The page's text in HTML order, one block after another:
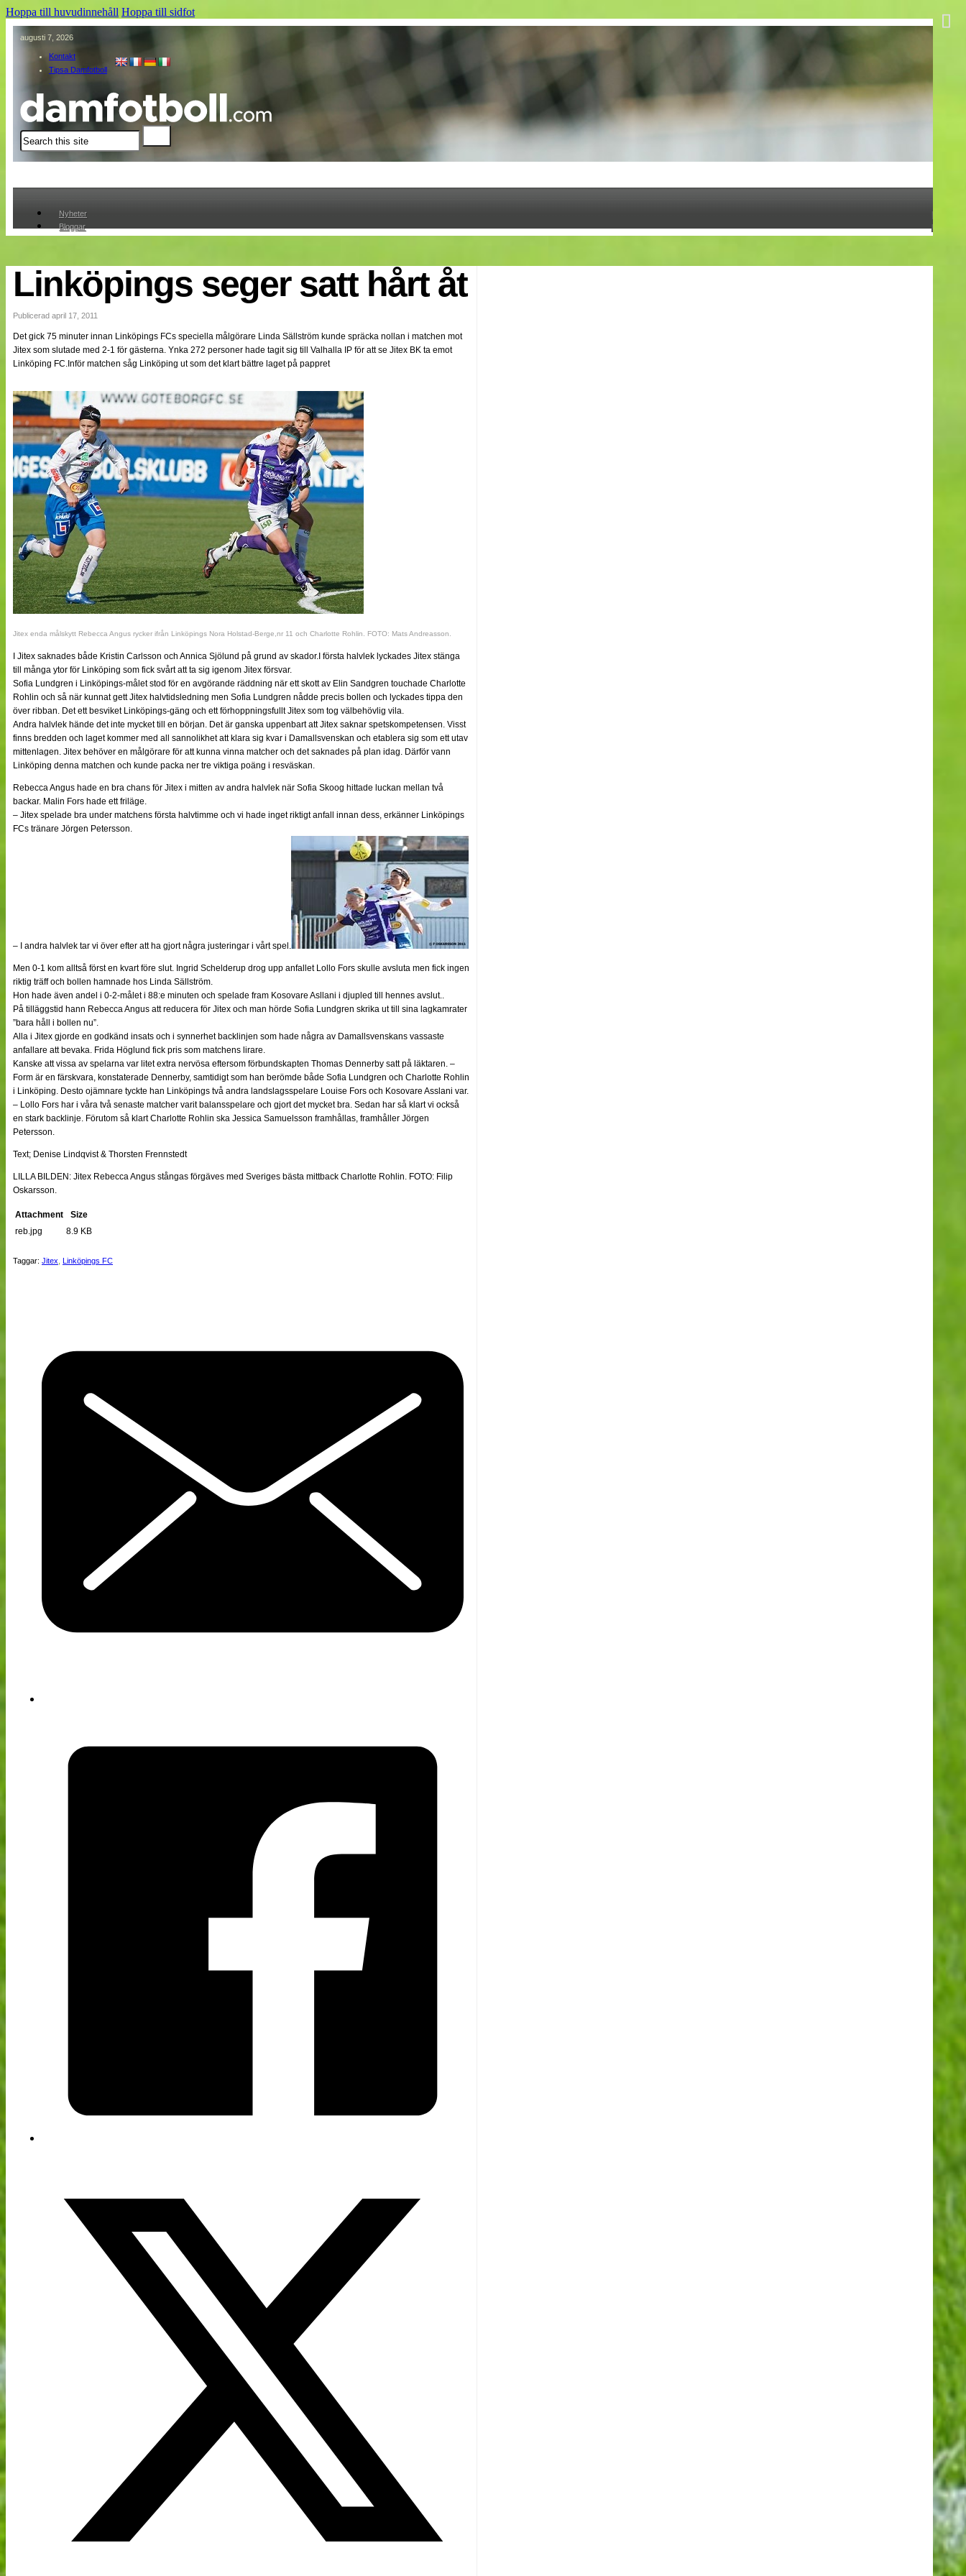
Hoppa till huvudinnehåll Hoppa till sidfot
augusti 7, 2026
Kontakt
Tipsa Damfotboll
Sök
Nyheter
Bloggar
Cuper
Medlemmar
Medlemsbilder
Till klubbkassan
Om oss
Nyheter
Bloggar
Lagen
Webb-TV
Cuper
Medlemmar
Medlemsbilder
Till klubbkassan
Om oss
NÄTverket
Split vision
Linköpings seger satt hårt åt
Publicerad april 17, 2011
Det gick 75 minuter innan Linköpings FCs speciella målgörare Linda Sällström kunde spräcka nollan i matchen mot
Jitex som slutade med 2-1 för gästerna. Ynka 272 personer hade tagit sig till Valhalla IP för att se Jitex BK ta emot
Linköping FC.Inför matchen såg Linköping ut som det klart bättre laget på pappret
Jitex enda målskytt Rebecca Angus rycker ifrån Linköpings Nora Holstad-Berge,nr 11 och Charlotte Rohlin. FOTO: Mats Andreasson.
I Jitex saknades både Kristin Carlsson och Annica Sjölund på grund av skador.I första halvlek lyckades Jitex stänga
till många ytor för Linköping som fick svårt att ta sig igenom Jitex försvar.
Sofia Lundgren i Linköpings-målet stod för en avgörande räddning när ett skott av Elin Sandgren touchade Charlotte
Rohlin och så när kunnat gett Jitex halvtidsledning men Sofia Lundgren nådde precis bollen och lyckades tippa den
över ribban. Det ett besviket Linköpings-gäng och ett förhoppningsfullt Jitex som tog välbehövlig vila.
Andra halvlek hände det inte mycket till en början. Det är ganska uppenbart att Jitex saknar spetskompetensen. Visst
finns bredden och laget kommer med all sannolikhet att klara sig kvar i Damallsvenskan och etablera sig som ett utav
mittenlagen. Jitex behöver en målgörare för att kunna vinna matcher och det saknades på plan idag. Därför vann
Linköping denna matchen och kunde packa ner tre viktiga poäng i resväskan.
Rebecca Angus hade en bra chans för Jitex i mitten av andra halvlek när Sofia Skoog hittade luckan mellan två
backar. Malin Fors hade ett friläge.
– Jitex spelade bra under matchens första halvtimme och vi hade inget riktigt anfall innan dess, erkänner Linköpings
FCs tränare Jörgen Petersson.
– I andra halvlek tar vi över efter att ha gjort några justeringar i vårt spel.
Men 0-1 kom alltså först en kvart före slut. Ingrid Schelderup drog upp anfallet Lollo Fors skulle avsluta men fick ingen
riktig träff och bollen hamnade hos Linda Sällström.
Hon hade även andel i 0-2-målet i 88:e minuten och spelade fram Kosovare Asllani i djupled till hennes avslut..
På tilläggstid hann Rebecca Angus att reducera för Jitex och man hörde Sofia Lundgren skrika ut till sina lagkamrater
”bara håll i bollen nu”.
Alla i Jitex gjorde en godkänd insats och i synnerhet backlinjen som hade några av Damallsvenskans vassaste
anfallare att bevaka. Frida Höglund fick pris som matchens lirare.
Kanske att vissa av spelarna var litet extra nervösa eftersom förbundskapten Thomas Dennerby satt på läktaren. –
Form är en färskvara, konstaterade Dennerby, samtidigt som han berömde både Sofia Lundgren och Charlotte Rohlin
i Linköping. Desto ojämnare tyckte han Linköpings två andra landslagsspelare Louise Fors och Kosovare Asslani var.
– Lollo Fors har i våra två senaste matcher varit balansspelare och gjort det mycket bra. Sedan har så klart vi också
en stark backlinje. Förutom så klart Charlotte Rohlin ska Jessica Samuelsson framhållas, framhåller Jörgen
Petersson.
Text; Denise Lindqvist & Thorsten Frennstedt
LILLA BILDEN: Jitex Rebecca Angus stångas förgäves med Sveriges bästa mittback Charlotte Rohlin. FOTO: Filip
Oskarsson.
Attachment
Size
reb.jpg
8.9 KB
Taggar: Jitex Linköpings FC